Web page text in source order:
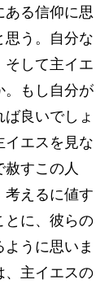
ある信仰に思
思う。自分な
そして主イエ
。もし自分が
良いでしょ
見な
すこの人
考えるに値す
とに、彼らの
うに思いま
エスの